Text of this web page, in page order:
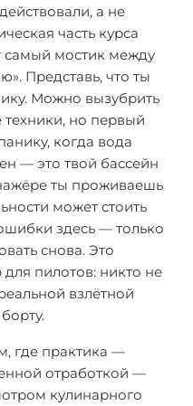
а не
часть курса
мостик между
Представь, что ты
Можно вызубрить
техники, но первый
когда вода
— это твой бассейн
ты проживаешь
может стоить
здесь — только
снова. Это
пилотов: никто не
взлётной
где практика —
отработкой —
кулинарного